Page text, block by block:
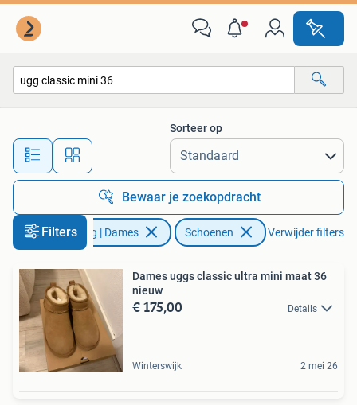
Alle afstanden…
Sorteer op
Bewaar je zoekopdracht
FiltersKleding | Dames Schoenen Verwijder filters
Dames uggs classic ultra mini maat 36
nieuw
€ 175,00 Details
Winterswijk 2 mei 26